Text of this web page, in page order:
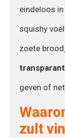
eindeloos
squishy
zoete
geven of
zult